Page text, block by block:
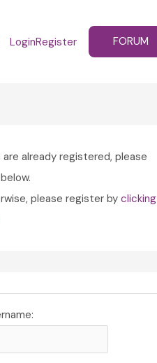
LoginRegister FORUM
are already registered, please
please register byclicking